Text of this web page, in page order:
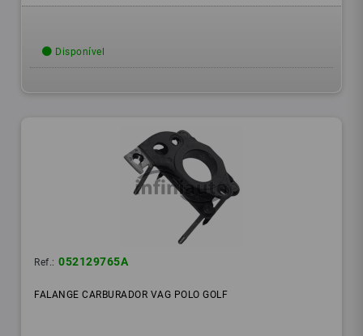
Disponível
Ref.: 052129765A
FALANGE CARBURADOR VAG POLO GOLF